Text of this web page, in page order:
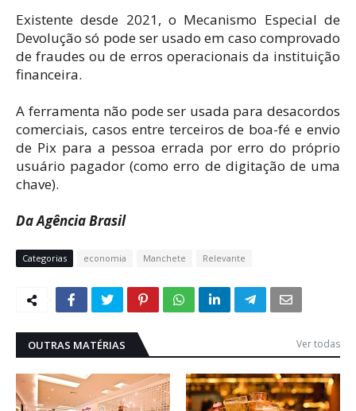
Existente desde 2021, o Mecanismo Especial de
Devolução só pode ser usado em caso comprovado
de fraudes ou de erros operacionais da instituição
financeira.
A ferramenta não pode ser usada para desacordos
comerciais, casos entre terceiros de boa-fé e envio
de Pix para a pessoa errada por erro do próprio
usuário pagador (como erro de digitação de uma
chave).
Da Agência Brasil
Categorias economia Manchete Relevante
OUTRAS MATÉRIAS Ver todas